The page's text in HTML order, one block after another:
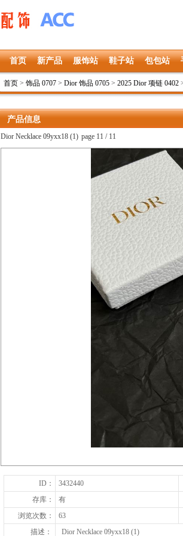
首页 新产品 服饰站 鞋子站 包包站
首页 > 饰品 0707 > Dior 饰品 0705 > 2025 Dior 项链 0402
产品信息
Dior Necklace 09yxx18 (1) page 11 / 11
ID： 3432440
存库：
有
浏览次数：
63
描述：
Dior Necklace 09yxx18 (1)